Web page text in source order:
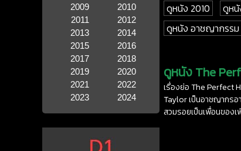
2009
2010
2011
2012
2013
2014
2015
2016
2017
2018
2019
2020
2021
2022
2023
2024
ดูหนัง 2010 ดูห
ดูหนัง อาชญากรรม
ดูหนัง The
เรื่องย่อ The Perfect
Taylor เป็นอาชญากรอ
สวมรอยเป็นเพื่อนของเ